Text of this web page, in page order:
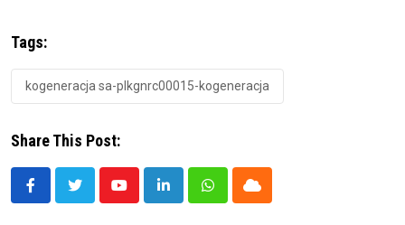
Tags:
kogeneracja sa-plkgnrc00015-kogeneracja
Share This Post:
YoutubeLinkedInWhatsappCloud